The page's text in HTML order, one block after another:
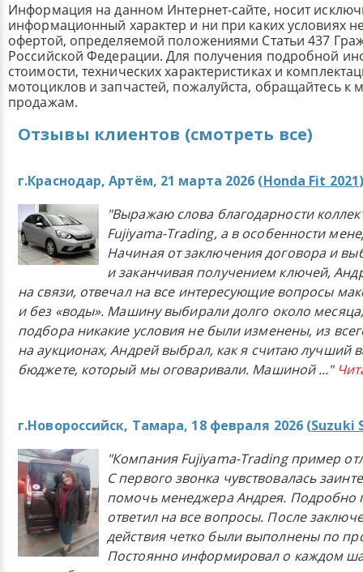
Информация на данном Интернет-сайте, носит
информационный характер и ни при каких условиях
офертой, определяемой положениями Статьи 437
Российской Федерации. Для получения подробной
стоимости, технических характеристиках и
мотоциклов и запчастей, пожалуйста, обращайтесь к
продажам.
Отзывы клиентов (смотреть все)
г.Краснодар, Артём, 21 марта 2026 (Honda Fit 2021
"Выражаю слова благодарности
Fujiyama-Trading, а в особенности
Начиная от заключения договора и
и заканчивая получением ключей,
на связи, отвечал на все интересующие вопросы
и без «воды». Машину выбирали долго около
подбора никакие условия не были изменены, из
на аукционах, Андрей выбрал, как я считаю лучший
бюджете, который мы оговаривали. Машиной..."
г.Новороссийск, Тамара, 18 февраля 2026 (Suzuki
"Компания Fujiyama-Trading пример
С первого звонка чувствовалась
помочь менеджера Андрея. Подробно
ответил на все вопросы. После
действия четко были выполнены по
Постоянно информировал о каждом